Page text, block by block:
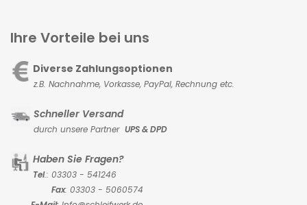
Ihre Vorteile bei uns
Diverse Zahlungsoptionen
z.B. Nachnahme, Vorkasse, PayPal, Rechnung etc.
Schneller Versand
durch unsere Partner UPS & DPD
Haben Sie Fragen?
Tel.: 03303 - 541246
Fax: 03303 - 5060574